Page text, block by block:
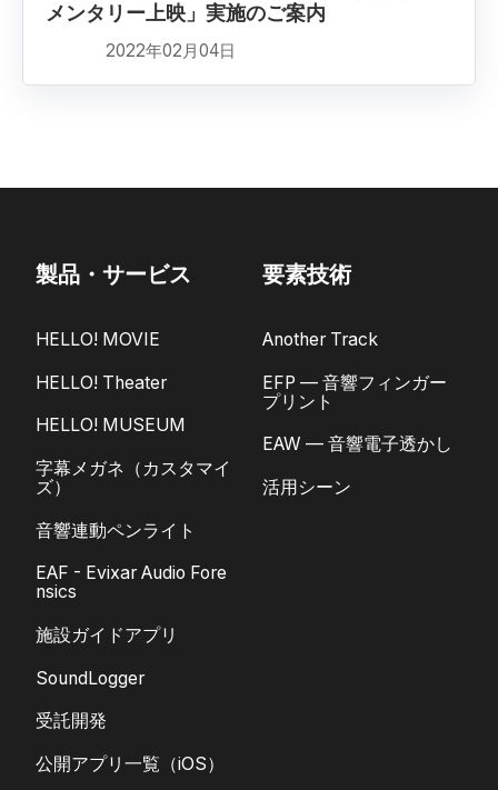
メンタリー上映」実施のご案内
2022年02月04日
製品・サービス
HELLO! MOVIE
HELLO! Theater
HELLO! MUSEUM
字幕メガネ（カスタマイ
ズ）
音響連動ペンライト
EAF - Evixar Audio Fore
nsics
施設ガイドアプリ
SoundLogger
受託開発
公開アプリ一覧（iOS）
要素技術
Another Track
EFP — 音響フィンガー
プリント
EAW — 音響電子透かし
活用シーン